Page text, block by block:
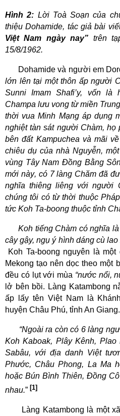
Hình 2: Lời Toà Soạn của
thiệu Dohamide, tác giả bài
Việt Nam ngày nay” trên
15/8/1962.
Dohamide và người em
lớn lên tại một thôn ấp người
Sunni Imam Shafi’y, vốn là
Champa lưu vong từ miền
thời vua Minh Mạng áp dụng
nghiệttàn sát người Chàm, họ
bên đất Kampuchea và mãi
chiêu dụ của nhà Nguyễn,
vùng Tây Nam Đồng Bằng
mới này, có7 làng Chăm đã
nghĩa thiêng liêng với người
chúng tôi cótừ thời thuộc
tức Koh Ta-boong thuộc tỉnh
Koh tiếng Chàm có nghĩa
cây gậy, ngụ ý hình dáng cù
Koh Ta-boong nguyên là một
Mekong tạo nên dọc theo một
đều có lụt với mùa “nước nổi,
lở bên bồi. Làng Katambong
ấp lấy tên Việt Namlà
huyện Châu Phú, tỉnh An Giang.
“Ngoài ra còn có 6 làng
Koh Kaboak, Plây Kênh,
Sabâu, với địa danh Việt
Phước, Châu Phong, La Ma
hoặc Bún Bình Thiên, Đồng
nhau.” [1]
Làng Katambong là một